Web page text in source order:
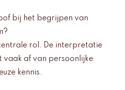
bij het begrijpen van
rol. De interpretatie
vaak af van persoonlijke
kennis.